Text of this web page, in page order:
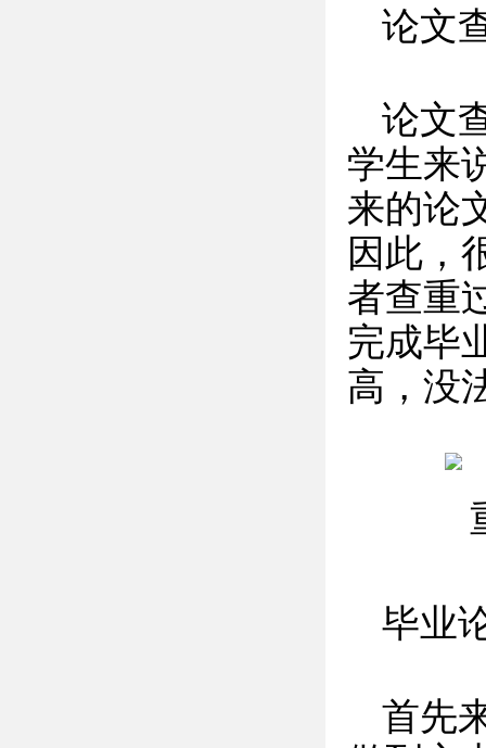
论文
论文
学生来
来的论
因此，
者查重
完成毕
高，没
毕业
首先